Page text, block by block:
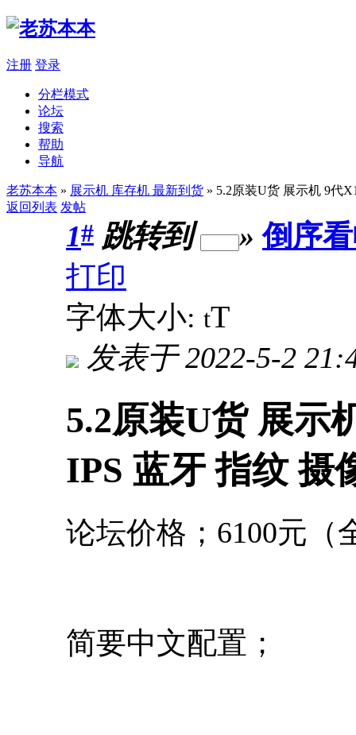
注册 登录
分栏模式
论坛
搜索
帮助
导航
老苏本本 » 展示机 库存机 最新到货 » 5.2原装U货 展示机 9代
返回列表 发帖
1# 跳转到 » 倒序
打印
字体大小: tT
发表于 2022-5-2
5.2原装U货 展示
IPS 蓝牙 指纹 摄
论坛价格；6100元（
简要中文配置；